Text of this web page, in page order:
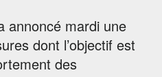
annoncé mardi une
dont l’objectif est
des